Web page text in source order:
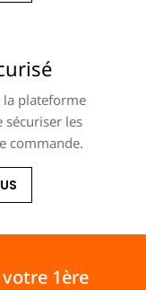
plateforme
sécuriser les
commande.
1ère